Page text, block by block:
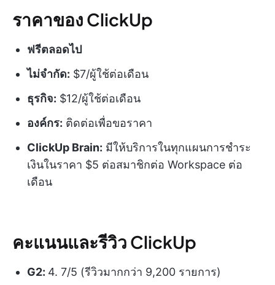
ราคาของ ClickUp
ฟรีตลอดไป
ไม่จำกัด: $7/ผู้ใช้ต่อเดือน
ธุรกิจ: $12/ผู้ใช้ต่อเดือน
องค์กร: ติดต่อเพื่อขอราคา
ClickUp Brain: มีให้บริการในทุกแผนการชำระ
เงินในราคา $5 ต่อสมาชิกต่อ Workspace ต่อ
เดือน
คะแนนและรีวิว ClickUp
G2: 4. 7/5 (รีวิวมากกว่า 9,200 รายการ)